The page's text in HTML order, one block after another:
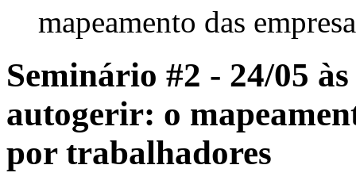
mapeamento das
Seminário #2 - 24/05
autogerir: o
por trabalhadores